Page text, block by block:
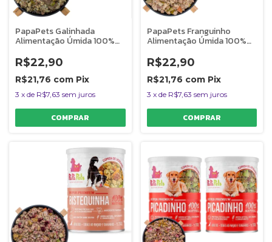
PapaPets Galinhada
Alimentação Úmida 100%
Monoproteica 280g
R$22,90
R$21,76 com Pix
3 x de R$7,63 sem juros
PapaPets Franguinho
Alimentação Úmida 100%
280g
R$22,90
R$21,76 com Pix
3 x de R$7,63 sem juros